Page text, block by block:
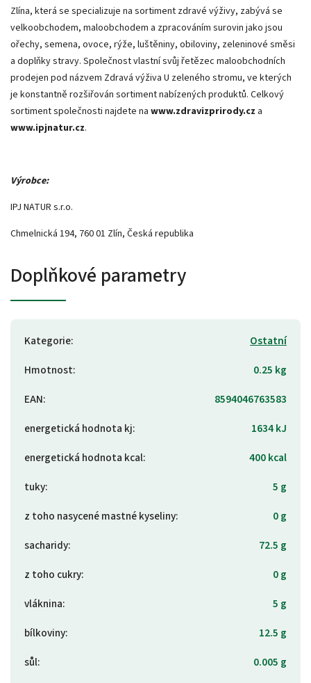
Zlína, která se specializuje na sortiment zdravé výživy, zabývá se
velkoobchodem, maloobchodem a zpracováním surovin jako jsou
ořechy, semena, ovoce, rýže, luštěniny, obiloviny, zeleninové směsi
a doplňky stravy. Společnost vlastní svůj řetězec maloobchodních
prodejen pod názvem Zdravá výživa U zeleného stromu, ve kterých
je konstantně rozšiřován sortiment nabízených produktů. Celkový
sortiment společnosti najdete na www.zdravizprirody.cz a
www.ipjnatur.cz.
Výrobce:
IPJ NATUR s.r.o.
Chmelnická 194, 760 01 Zlín, Česká republika
Doplňkové parametry
Kategorie:
Ostatní
Hmotnost:
0.25 kg
EAN:
8594046763583
energetická hodnota kj:
1634 kJ
energetická hodnota kcal:
400 kcal
tuky:
5 g
z toho nasycené mastné kyseliny:
0 g
sacharidy:
72.5 g
z toho cukry:
0 g
vláknina:
5 g
bílkoviny:
12.5 g
sůl:
0.005 g